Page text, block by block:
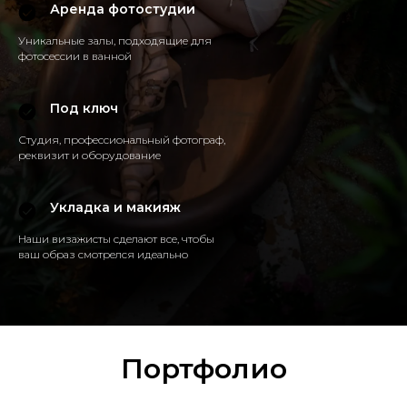
Аренда фотостудии
Уникальные залы, подходящие для
фотосессии в ванной
Под ключ
Студия, профессиональный фотограф,
реквизит и оборудование
Укладка и макияж
Наши визажисты сделают все, чтобы
ваш образ смотрелся идеально
Портфолио